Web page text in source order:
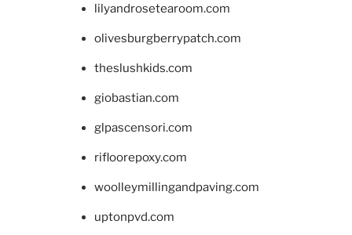
lilyandrosetearoom.com
olivesburgberrypatch.com
theslushkids.com
giobastian.com
glpascensori.com
rifloorepoxy.com
woolleymillingandpaving.com
uptonpvd.com